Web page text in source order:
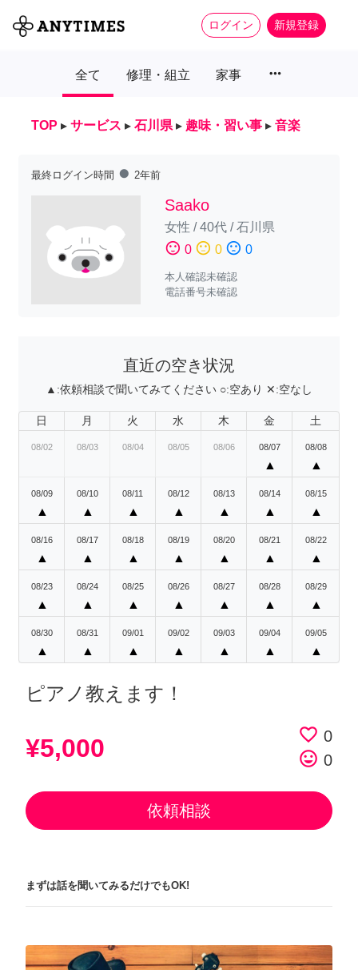
ログイン 新規登録
全て 修理・組立 家事 more_horiz
TOP ▸ サービス ▸ 石川県 ▸ 趣味・習い事 ▸ 音楽
最終ログイン時間 fiber_manual_record 2年前
Saako
女性 /40代/石川県
sentiment_satisfied 0 sentiment_neutral 0 sentiment_dissatisfied 0
本人確認未確認
電話番号未確認
直近の空き状況
▲:依頼相談で聞いてみてください ○:空あり ✕:空なし
日 月 火 水 木 金 土
08/02 08/03 08/04 08/05 08/06 08/07
▲
08/08
▲
08/09
▲
08/10
▲
08/11
▲
08/12
▲
08/13
▲
08/14
▲
08/15
▲
08/16
▲
08/17
▲
08/18
▲
08/19
▲
08/20
▲
08/21
▲
08/22
▲
08/23
▲
08/24
▲
08/25
▲
08/26
▲
08/27
▲
08/28
▲
08/29
▲
08/30
▲
08/31
▲
09/01
▲
09/02
▲
09/03
▲
09/04
▲
09/05
▲
ピアノ教えます！
¥5,000 favorite_border 0
tag_faces 0
依頼相談
まずは話を聞いてみるだけでもOK!